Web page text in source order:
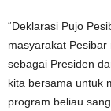
“Deklarasi Pujo
masyarakat Pesibar
sebagai Presiden
kita bersama untuk
program beliau